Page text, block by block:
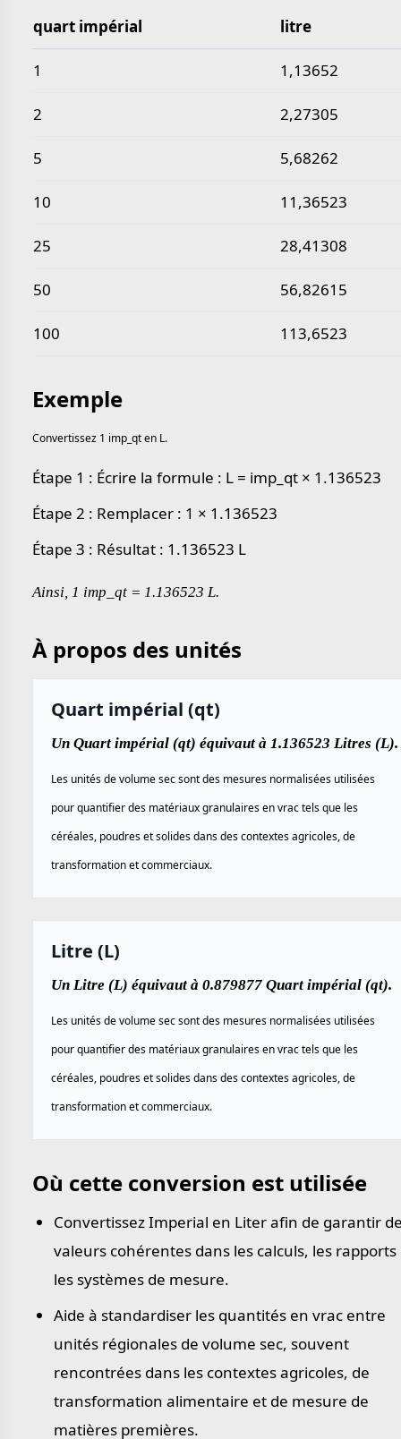
Valeurs courantes quart impérial en litre
quart impérial litre
1 1,13652
2 2,27305
5 5,68262
10 11,36523
25 28,41308
50 56,82615
100 113,6523
Exemple
Convertissez 1 imp_qt en L.
Étape 1 : Écrire la formule : L = imp_qt × 1.136523
Étape 2 : Remplacer : 1 × 1.136523
Étape 3 : Résultat : 1.136523 L
Ainsi, 1 imp_qt = 1.136523 L.
À propos des unités
Quart impérial (qt)
Un Quart impérial (qt) équivaut à 1.136523 Litres (L).
Les unités de volume sec sont des mesures normalisées utilisées
pour quantifier des matériaux granulaires en vrac tels que les
céréales, poudres et solides dans des contextes agricoles, de
transformation et commerciaux.
Litre (L)
Un Litre (L) équivaut à 0.879877 Quart impérial (qt).
Les unités de volume sec sont des mesures normalisées utilisées
pour quantifier des matériaux granulaires en vrac tels que les
céréales, poudres et solides dans des contextes agricoles, de
transformation et commerciaux.
Où cette conversion est utilisée
Convertissez Imperial en Liter afin de garantir
valeurs cohérentes dans les calculs, les rapports
les systèmes de mesure.
Aide à standardiser les quantités en vrac entre
unités régionales de volume sec, souvent
rencontrées dans les contextes agricoles, de
transformation alimentaire et de mesure de
matières premières.